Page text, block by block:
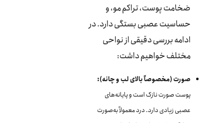
ضخامت پوست، تراکم مو، و
حساسیت عصبی بستگی دارد. در
ادامه بررسی دقیقی از نواحی
مختلف خواهیم داشت:
صورت (مخصوصاً بالای لب و چانه):
پوست صورت نازک است و پایانه‌های
عصبی زیادی دارد. درد معمولاً به‌صورت